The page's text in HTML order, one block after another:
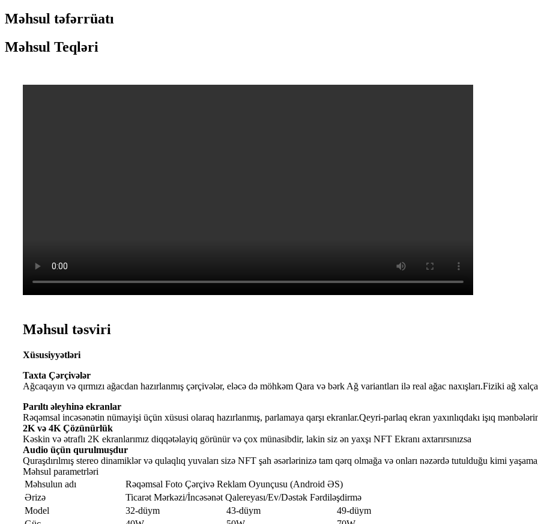
Məhsul təfərrüatı
Məhsul Teqləri
Məhsul təsviri
Xüsusiyyətləri
Taxta Çərçivələr
Ağcaqayın və qırmızı ağacdan hazırlanmış çərçivələr, eləcə də möhkəm Qara və bərk Ağ variantları ilə real ağac naxışları.Fiziki ağ
Parıltı əleyhinə ekranlar
Rəqəmsal incəsənətin nümayişi üçün xüsusi olaraq hazırlanmış, parlamaya qarşı ekranlar.Qeyri-parlaq ekran yaxınlıqdakı işıq
2K və 4K Çözünürlük
Kəskin və ətraflı 2K ekranlarımız diqqətəlayiq görünür və çox münasibdir, lakin siz ən yaxşı NFT Ekranı axtarırsınızsa
Audio üçün qurulmuşdur
Quraşdırılmış stereo dinamiklər və qulaqlıq yuvaları sizə NFT şah əsərlərinizə tam qərq olmağa və onları nəzərdə tutulduğu kimi
Məhsul parametrləri
Məhsulun adı
Rəqəmsal Foto Çərçivə Reklam Oyunçusu (Android ƏS)
Ərizə
Ticarət Mərkəzi/İncəsənət Qalereyası/Ev/Dəstək Fərdiləşdirmə
Model
32-düym 43-düym
49-düym